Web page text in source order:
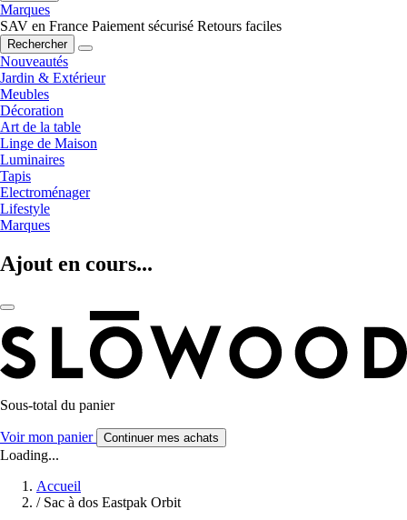
Marques
SAV en France Paiement sécurisé Retours faciles
Rechercher
Nouveautés
Jardin & Extérieur
Meubles
Décoration
Art de la table
Linge de Maison
Luminaires
Tapis
Electroménager
Lifestyle
Marques
Ajout en cours...
Sous-total du panier
Voir mon panier Continuer mes achats
Loading...
Accueil
/ Sac à dos Eastpak Orbit